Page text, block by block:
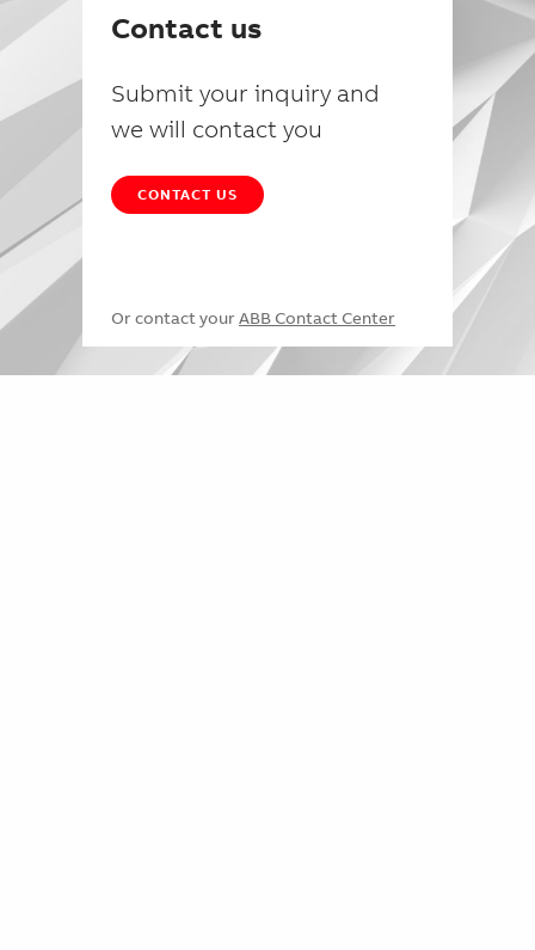
Contact us
Submit your inquiry and
we will contact you
CONTACT US
Or contact your ABB Contact Center